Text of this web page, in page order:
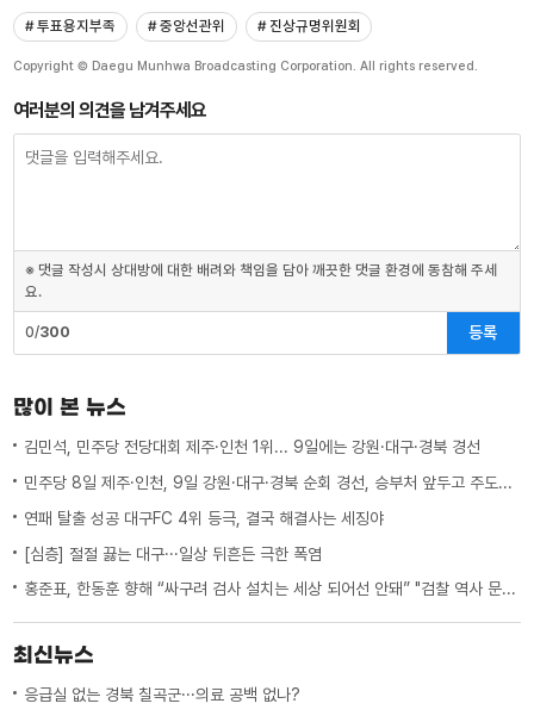
# 투표용지부족 # 중앙선관위 # 진상규명위원회
Copyright © Daegu Munhwa Broadcasting Corporation. All rights reserved.
여러분의 의견을 남겨주세요
※ 댓글 작성시 상대방에 대한 배려와 책임을 담아 깨끗한 댓글 환경에 동참해 주세
요.
0/300 등록
많이 본 뉴스
김민석, 민주당 전당대회 제주·인천 1위... 9일에는 강원·대구·경북 경선
민주당 8일 제주·인천, 9일 강원·대구·경북 순회 경선, 승부처 앞두고 주도권 잡기
연패 탈출 성공 대구FC 4위 등극, 결국 해결사는 세징야
[심층] 절절 끓는 대구···일상 뒤흔든 극한 폭염
홍준표, 한동훈 향해 “싸구려 검사 설치는 세상 되어선 안돼” "검찰 역사 문 닫게 원인 제공한 원흉"
최신뉴스
응급실 없는 경북 칠곡군···의료 공백 없나?